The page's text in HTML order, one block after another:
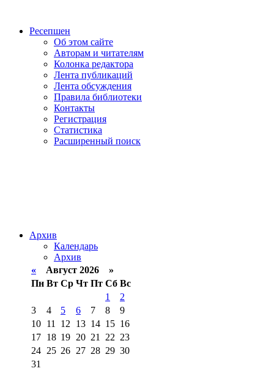
Ресепшен
Об этом сайте
Авторам и читателям
Колонка редактора
Лента публикаций
Лента обсуждения
Правила библиотеки
Контакты
Регистрация
Статистика
Расширенный поиск
Архив
Календарь
Архив
« Август 2026 »
Пн Вт Ср Чт Пт Сб Вс
1
2
3
4 5 6 7 8
9
10 11 12 13 14 15 16
17 18 19 20 21 22 23
24 25 26 27 28 29 30
31